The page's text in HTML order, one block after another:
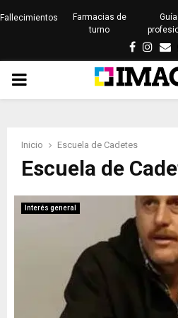
Fallecimientos
Farmacias de
turno
PRIMARY
Inicio Escuela de Cadetes
Escuela de
Interés general